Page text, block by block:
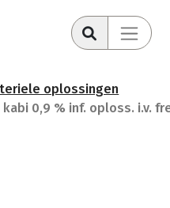
oplossingen
0,9 % inf. oploss. i.v.